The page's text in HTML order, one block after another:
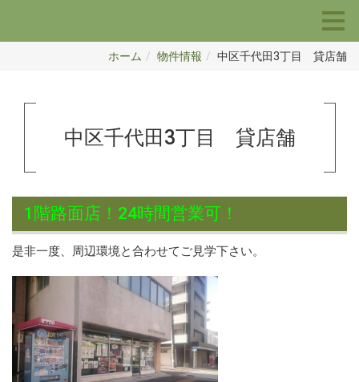
ホーム 物件情報 中区千代田3丁目 貸店舗
中区千代田3丁目 貸店舗
1階路面店！24時間営業可！
是非一度、周辺環境と合わせてご見学下さい。